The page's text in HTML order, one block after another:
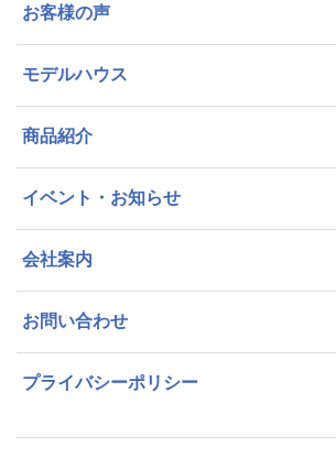
お客様の声
モデルハウス
商品紹介
イベント・お知らせ
会社案内
お問い合わせ
プライバシーポリシー